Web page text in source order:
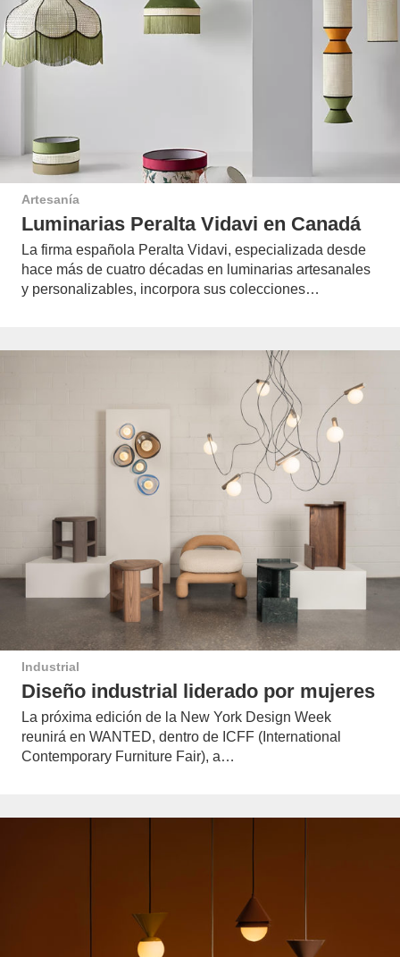
Artesanía
Luminarias Peralta Vidavi en Canadá
La firma española Peralta Vidavi, especializada desde
hace más de cuatro décadas en luminarias artesanales
y personalizables, incorpora sus colecciones…
Industrial
Diseño industrial liderado por mujeres
La próxima edición de la New York Design Week
reunirá en WANTED, dentro de ICFF (International
Contemporary Furniture Fair), a…